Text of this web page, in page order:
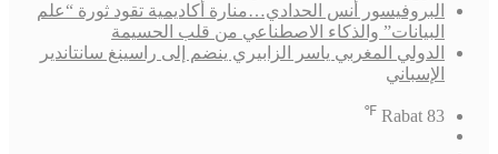
البروفيسور أنس الحدادي…منارة أكاديمية تقود ثورة “علم
البيانات” والذكاء الاصطناعي من قلب الحسيمة
الدولي المغربي ياسر الزابيري ينضم إلى راسينغ سانتاندير
الإسباني
Rabat 83
℉